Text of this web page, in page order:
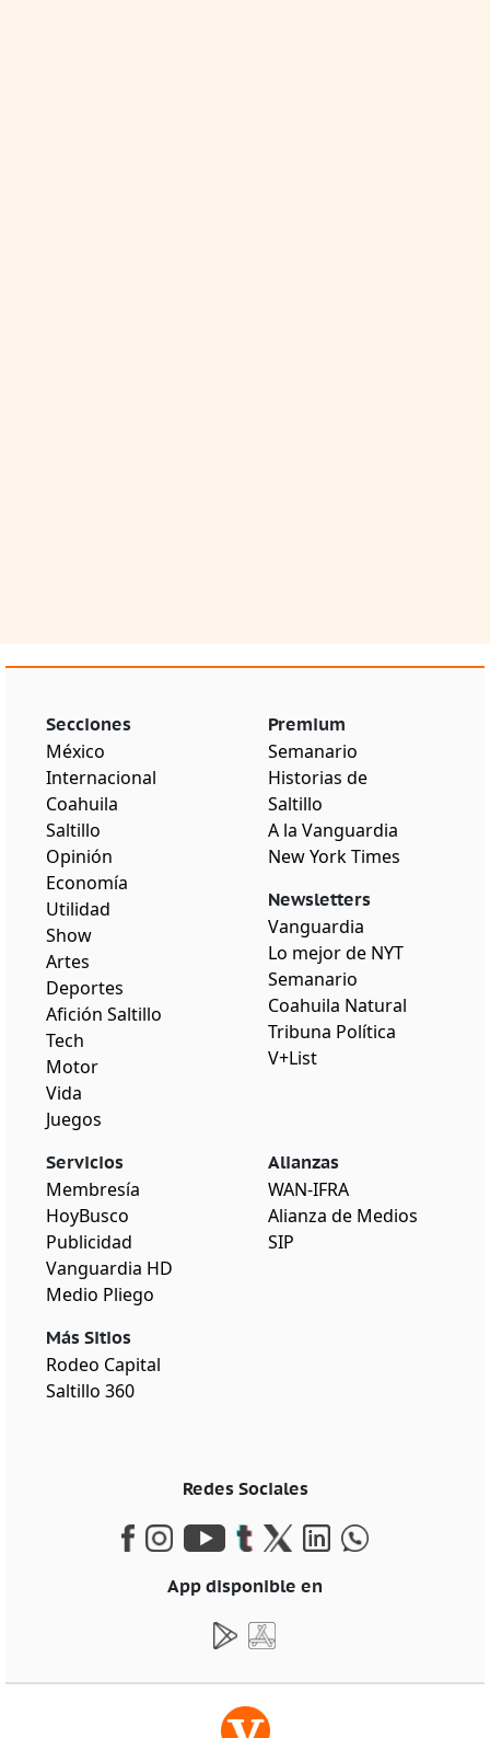
Secciones
México
Internacional
Coahuila
Saltillo
Opinión
Economía
Utilidad
Show
Artes
Deportes
Afición Saltillo
Tech
Motor
Vida
Juegos
Premium
Semanario
Historias de
Saltillo
A la Vanguardia
New York Times
Newsletters
Vanguardia
Lo mejor de NYT
Semanario
Coahuila Natural
Tribuna Política
V+List
Servicios
Membresía
HoyBusco
Publicidad
Vanguardia HD
Medio Pliego
Más Sitios
Rodeo Capital
Saltillo 360
Alianzas
WAN-IFRA
Alianza de Medios
SIP
Redes Sociales
App disponible en